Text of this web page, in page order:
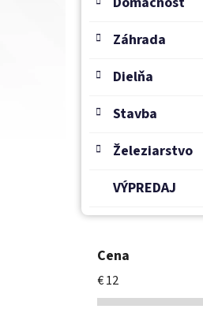
Záhrada
Dielňa
Stavba
Železiarstvo
VÝPREDAJ
Cena
€12